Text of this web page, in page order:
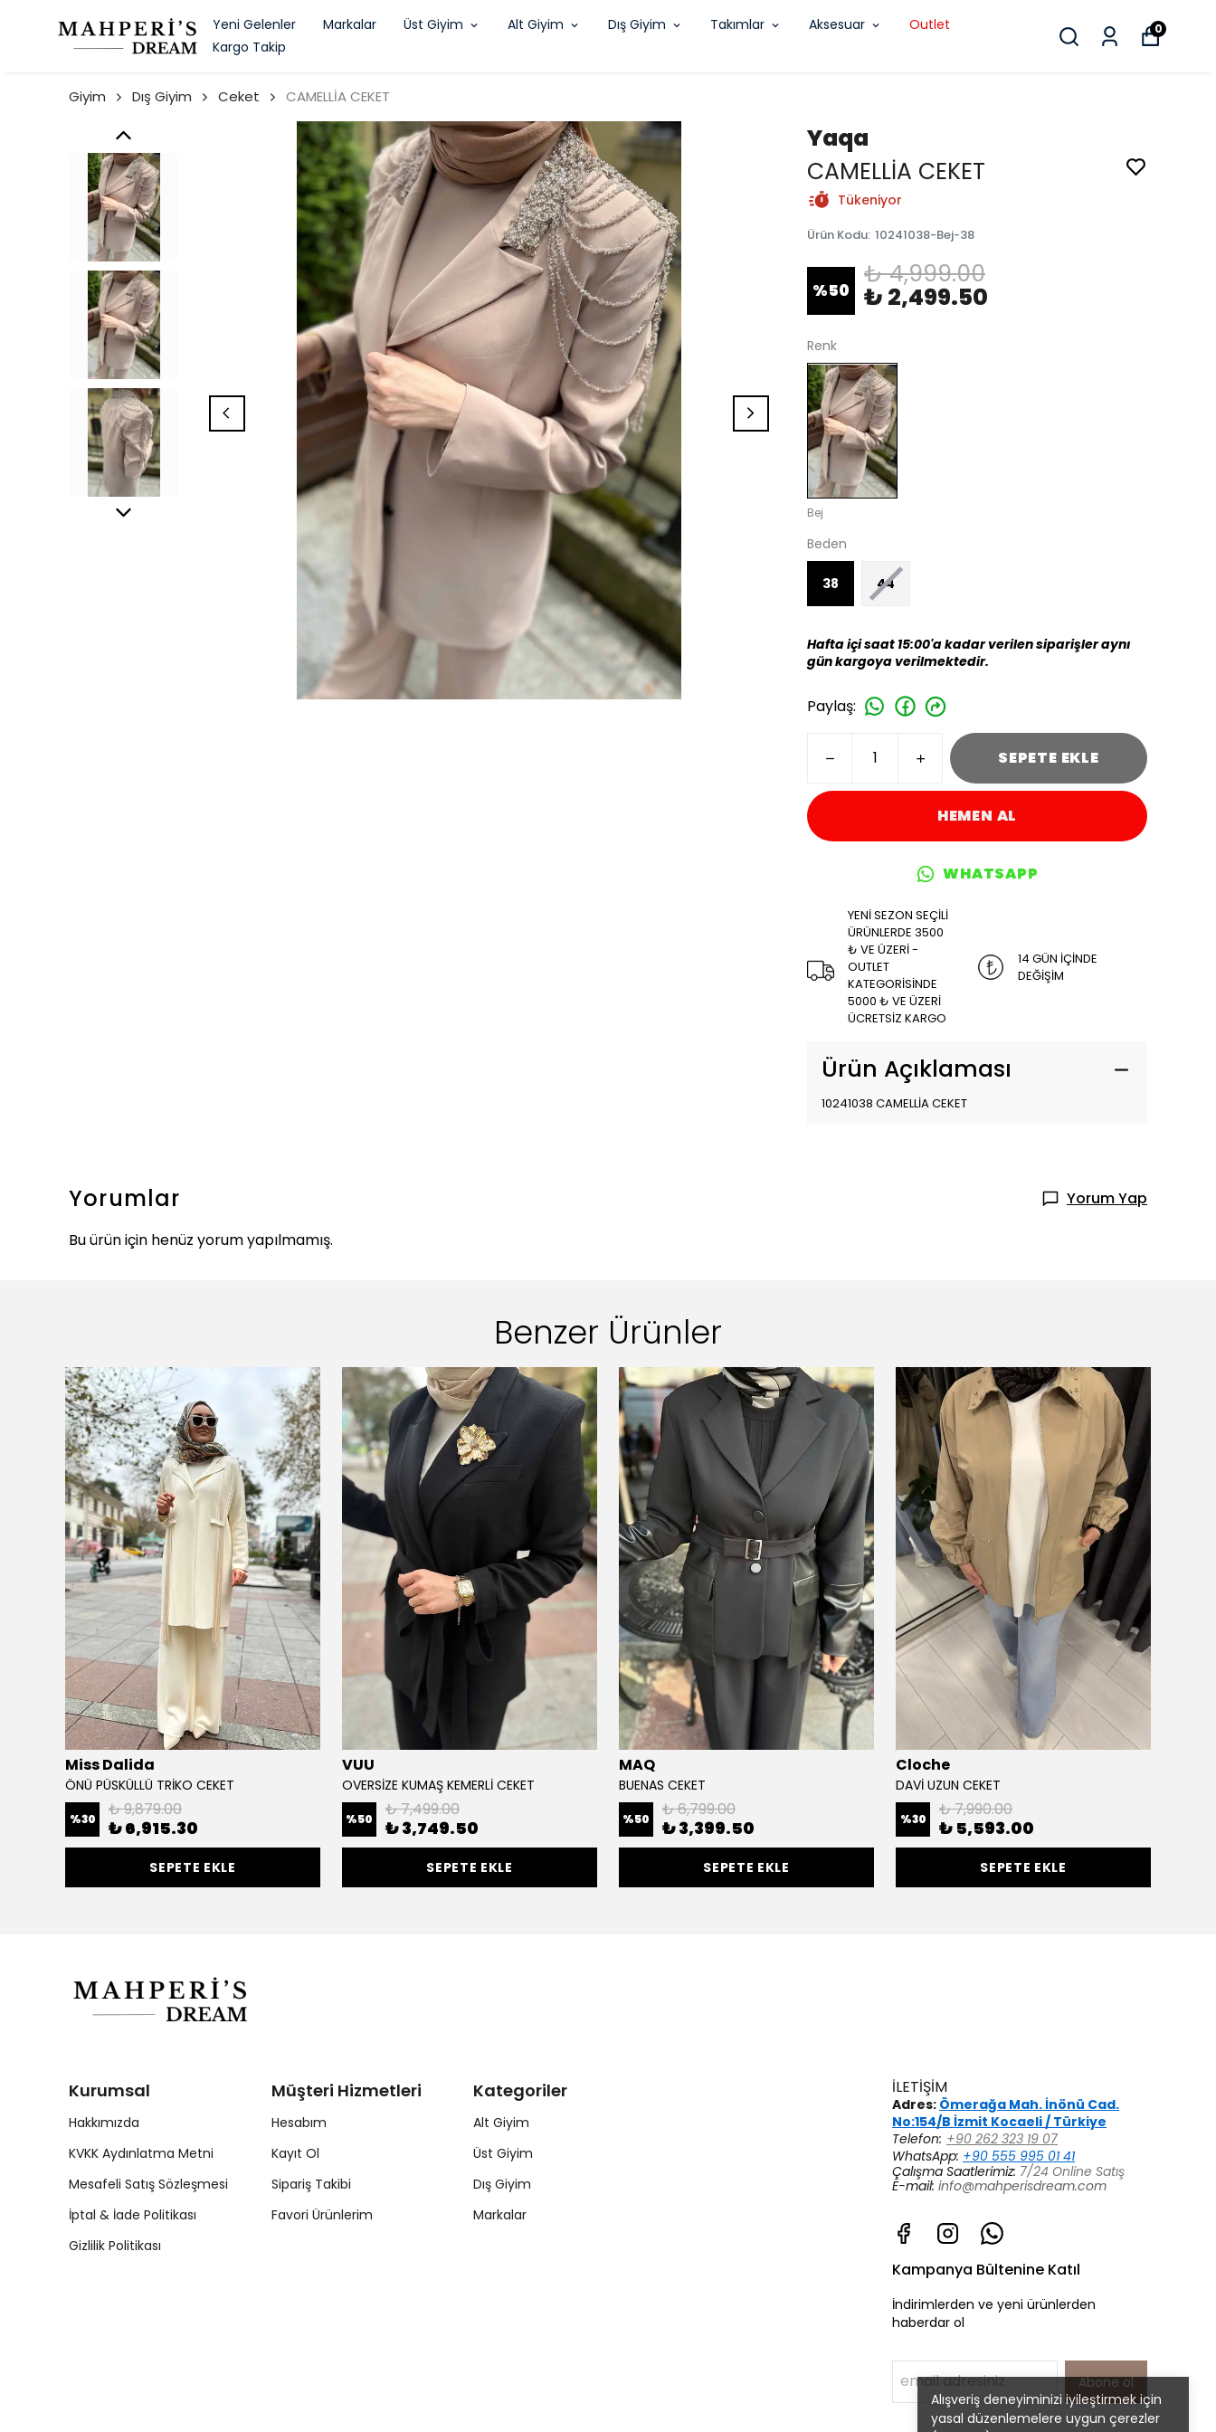
Yeni Gelenler Markalar Üst Giyim Alt Giyim Dış Giyim Takımlar Aksesuar
Outlet
Kargo Takip
0
Alışveriş deneyiminizi iyileştirmek için
yasal düzenlemelere uygun çerezler
Giyim Dış Giyim Ceket CAMELLİA CEKET
Yaqa
CAMELLİA CEKET
Tükeniyor
Ürün Kodu: 10241038-Bej-38
%50
₺ 4,999.00
₺ 2,499.50
Renk
Bej
Beden
38 44
Hafta içi saat 15:00'a kadar verilen siparişler aynı
gün kargoya verilmektedir.
Paylaş:
SEPETE EKLE
HEMEN AL
WHATSAPP
YENİ SEZON SEÇİLİ
ÜRÜNLERDE 3500
₺ VE ÜZERİ -
OUTLET
KATEGORİSİNDE
5000 ₺ VE ÜZERİ
ÜCRETSİZ KARGO
14 GÜN İÇİNDE
DEĞİŞİM
Ürün Açıklaması
10241038 CAMELLİA CEKET
Yorumlar
Yorum Yap
Bu ürün için henüz yorum yapılmamış.
Benzer Ürünler
Miss Dalida
ÖNÜ PÜSKÜLLÜ TRİKO CEKET
%30 ₺ 9,879.00
₺ 6,915.30
SEPETE EKLE
VUU
OVERSİZE KUMAŞ KEMERLİ CEKET
%50 ₺ 7,499.00
₺ 3,749.50
SEPETE EKLE
MAQ
BUENAS CEKET
%50 ₺ 6,799.00
₺ 3,399.50
SEPETE EKLE
Cloche
DAVİ UZUN CEKET
%30 ₺ 7,990.00
₺ 5,593.00
SEPETE EKLE
Kurumsal
Hakkımızda
KVKK Aydınlatma Metni
Mesafeli Satış Sözleşmesi
İptal & İade Politikası
Gizlilik Politikası
Müşteri Hizmetleri
Hesabım
Kayıt Ol
Sipariş Takibi
Favori Ürünlerim
Kategoriler
Alt Giyim
Üst Giyim
Dış Giyim
Markalar
İLETİŞİM
Adres: Ömerağa Mah. İnönü Cad.
No:154/B İzmit Kocaeli / Türkiye
Telefon: +90 262 323 19 07
WhatsApp: +90 555 995 01 41
Çalışma Saatlerimiz: 7/24 Online Satış
E-mail: info@mahperisdream.com
Kampanya Bültenine Katıl
İndirimlerden ve yeni ürünlerden
haberdar ol
Abone ol